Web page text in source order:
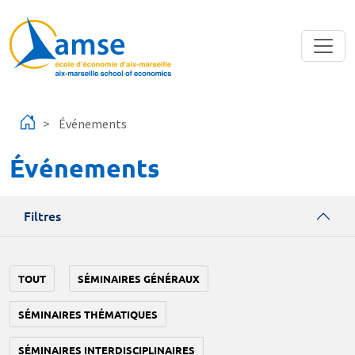
Événements
Événements
Filtres
TOUT SÉMINAIRES GÉNÉRAUX
SÉMINAIRES THÉMATIQUES
SÉMINAIRES INTERDISCIPLINAIRES